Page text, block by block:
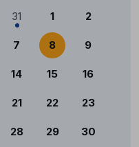
31 1 2
7 8 9
14 15 16
21 22 23
28 29 30